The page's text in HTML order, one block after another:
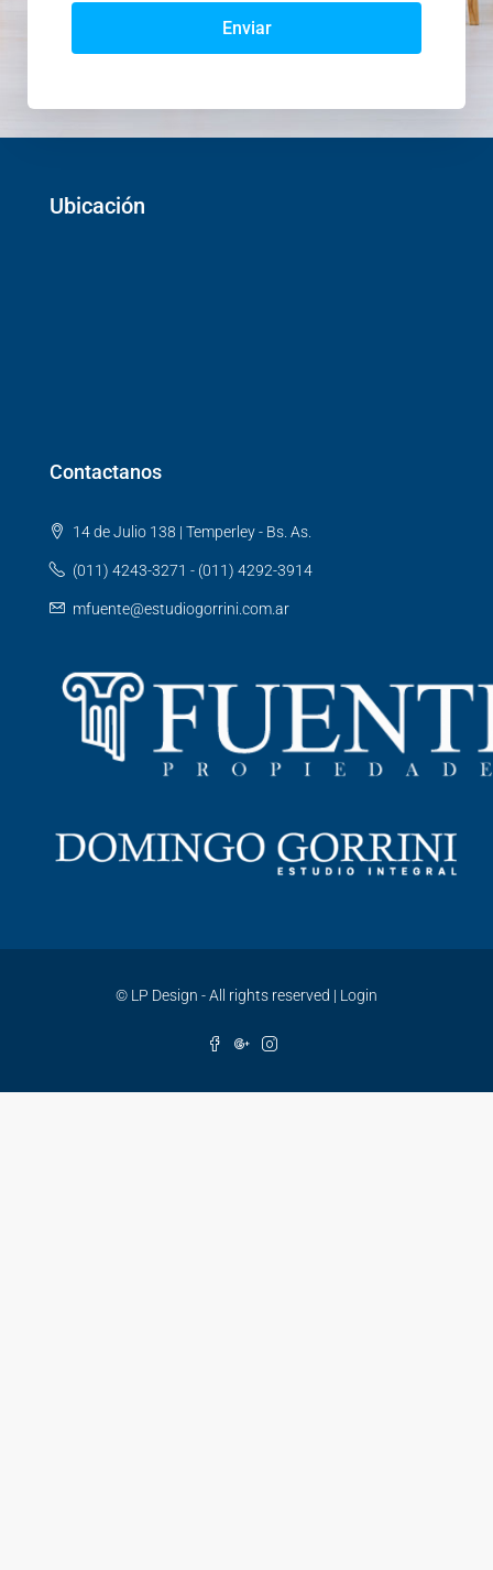
Enviar
Ubicación
Contactanos
14 de Julio 138 | Temperley - Bs. As.
(011) 4243-3271 - (011) 4292-3914
mfuente@estudiogorrini.com.ar
© LP Design - All rights reserved | Login